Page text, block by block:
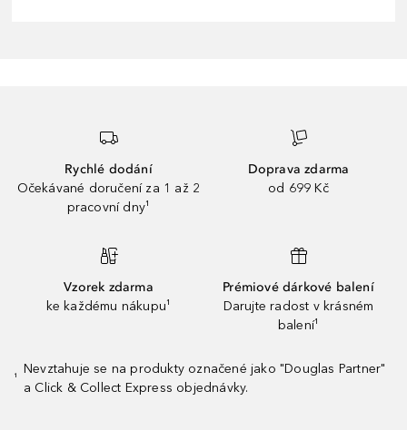
Rychlé dodání
Očekávané doručení za 1 až 2
pracovní dny¹
Doprava zdarma
od 699 Kč
Vzorek zdarma
ke každému nákupu¹
Prémiové dárkové balení
Darujte radost v krásném
balení¹
¹
Nevztahuje se na produkty označené jako "Douglas Partner"
a Click & Collect Express objednávky.